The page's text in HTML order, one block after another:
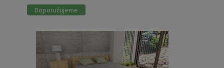
Doporučujeme